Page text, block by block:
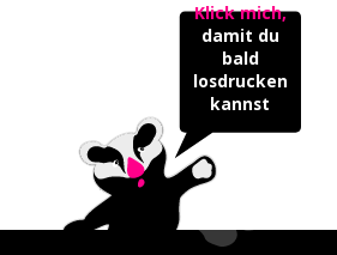
Klick mich,
damit du
bald
losdrucken
kannst